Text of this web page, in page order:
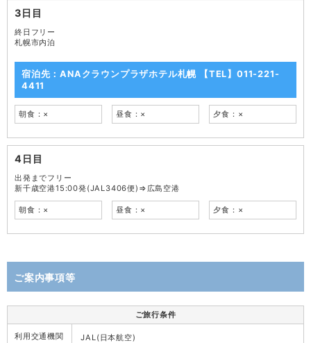
3日目
終日フリー
札幌市内泊
宿泊先：ANAクラウンプラザホテル札幌 【TEL】011-221-
4411
朝食：× 昼食：× 夕食：×
4日目
出発までフリー
新千歳空港15:00発(JAL3406便)⇒広島空港
朝食：× 昼食：× 夕食：×
ご案内事項等
ご旅行条件
利用交通機関 JAL(日本航空)